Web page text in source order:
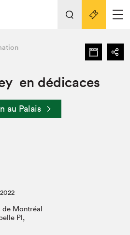
au Salon
Nos activités
en ligne
en dédicaces
au Palais
de Montréal
Pl,